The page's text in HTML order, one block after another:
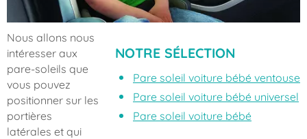
NOTRE SÉLECTION
Pare soleil voiture bébé ventouse
Pare soleil voiture bébé universel
Pare soleil voiture bébé
Nous allons nous
intéresser aux
pare-soleils que
vous pouvez
positionner sur les
portières
latérales et qui